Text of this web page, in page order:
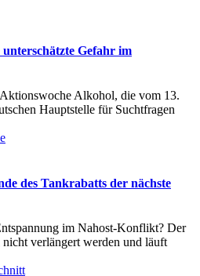
Gefahr im
Alkohol, die vom 13.
Hauptstelle für Suchtfragen
des Tankrabatts der nächste
im Nahost-Konflikt? Der
verlängert werden und läuft